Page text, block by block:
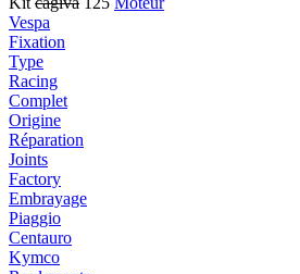
Vespa
Fixation
Type
Racing
Complet
Origine
Réparation
Joints
Factory
Embrayage
Piaggio
Centauro
Kymco